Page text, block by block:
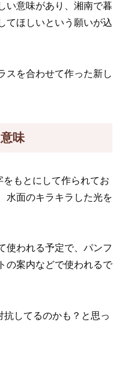
い意味があり、湘南で暮
てほしいという願いが込
スを合わせて作った新し
味
もとにして作られてお
水面のキラキラした光を
使われる予定で、パンフ
の案内などで使われるで
してるのかも？と思っ